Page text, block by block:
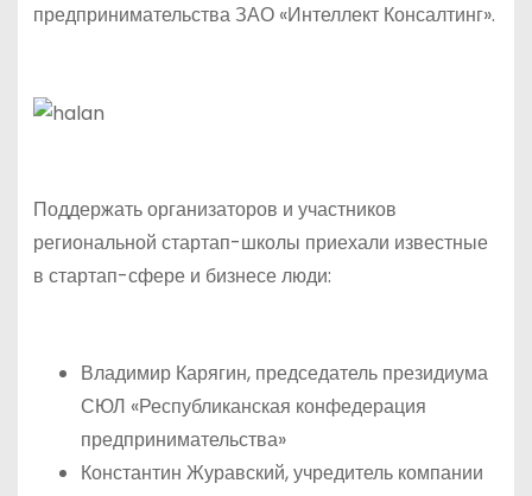
предпринимательства ЗАО «Интеллект Консалтинг».
Поддержать организаторов и участников
региональной стартап-школы приехали известные
в стартап-сфере и бизнесе люди:
Владимир Карягин, председатель президиума
СЮЛ «Республиканская конфедерация
предпринимательства»
Константин Журавский, учредитель компании